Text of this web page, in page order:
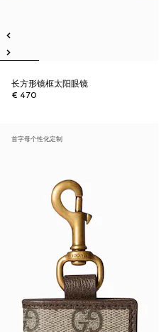
长方形镜框太阳眼镜
€ 470
首字母个性化定制